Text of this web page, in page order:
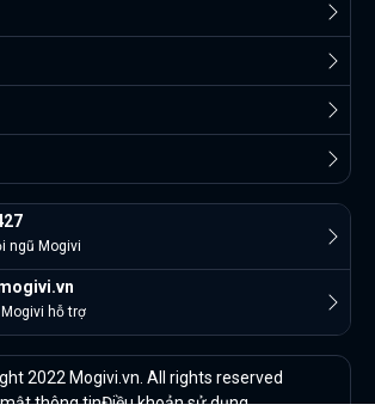
ngũ Mogivi
hỗ trợ
2022 Mogivi.vn. All rights reserved
thông tinĐiều khoản sử dụng